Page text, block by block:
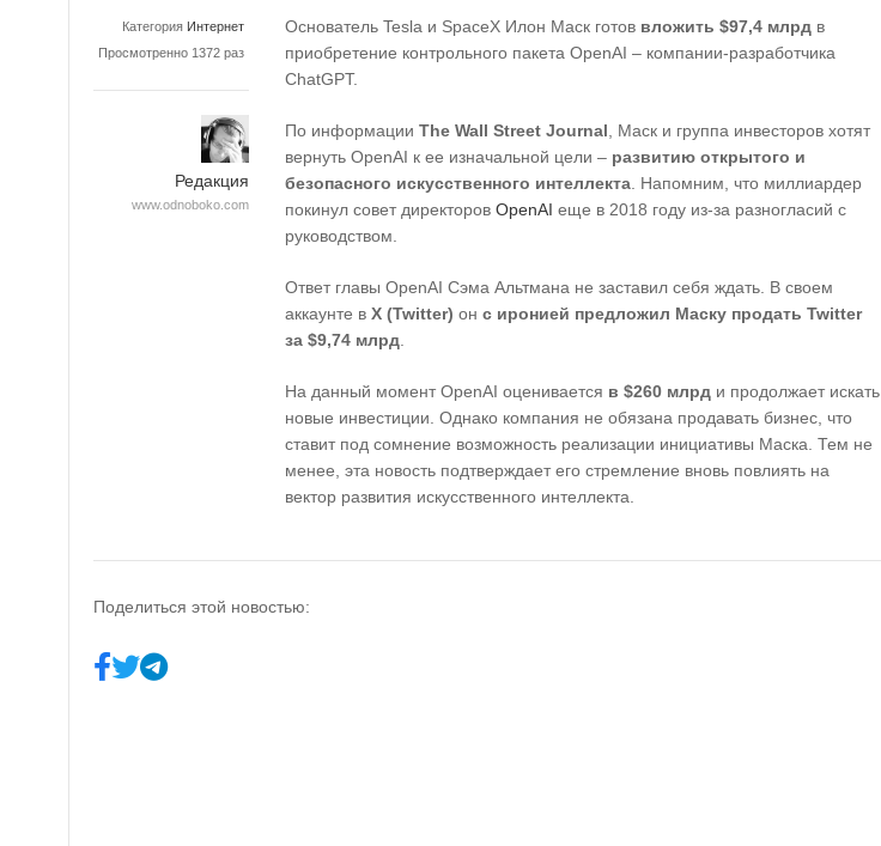
Категория Интернет
Просмотренно 1372 раз
Редакция
www.odnoboko.com
Основатель Tesla и SpaceX Илон Маск готов вложить $97,4 млрд в
приобретение контрольного пакета OpenAI – компании-разработчика
ChatGPT.
По информации The Wall Street Journal , Маск и группа инвесторов хотят
вернуть OpenAI к ее изначальной цели – развитию открытого и
безопасного искусственного интеллекта . Напомним, что миллиардер
покинул совет директоров OpenAI еще в 2018 году из-за разногласий с
руководством.
Ответ главы OpenAI Сэма Альтмана не заставил себя ждать. В своем
аккаунте в X (Twitter) он с иронией предложил Маску продать Twitter
за $9,74 млрд
На данный момент OpenAI оценивается в $260 млрд и продолжает искать
новые инвестиции. Однако компания не обязана продавать бизнес, что
ставит под сомнение возможность реализации инициативы Маска. Тем не
менее, эта новость подтверждает его стремление вновь повлиять на
вектор развития искусственного интеллекта.
Поделиться этой новостью: